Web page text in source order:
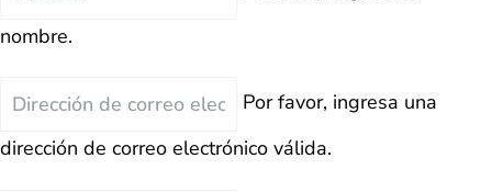
nombre.
Correo
Por favor, ingresa una
dirección de correo electrónico válida.